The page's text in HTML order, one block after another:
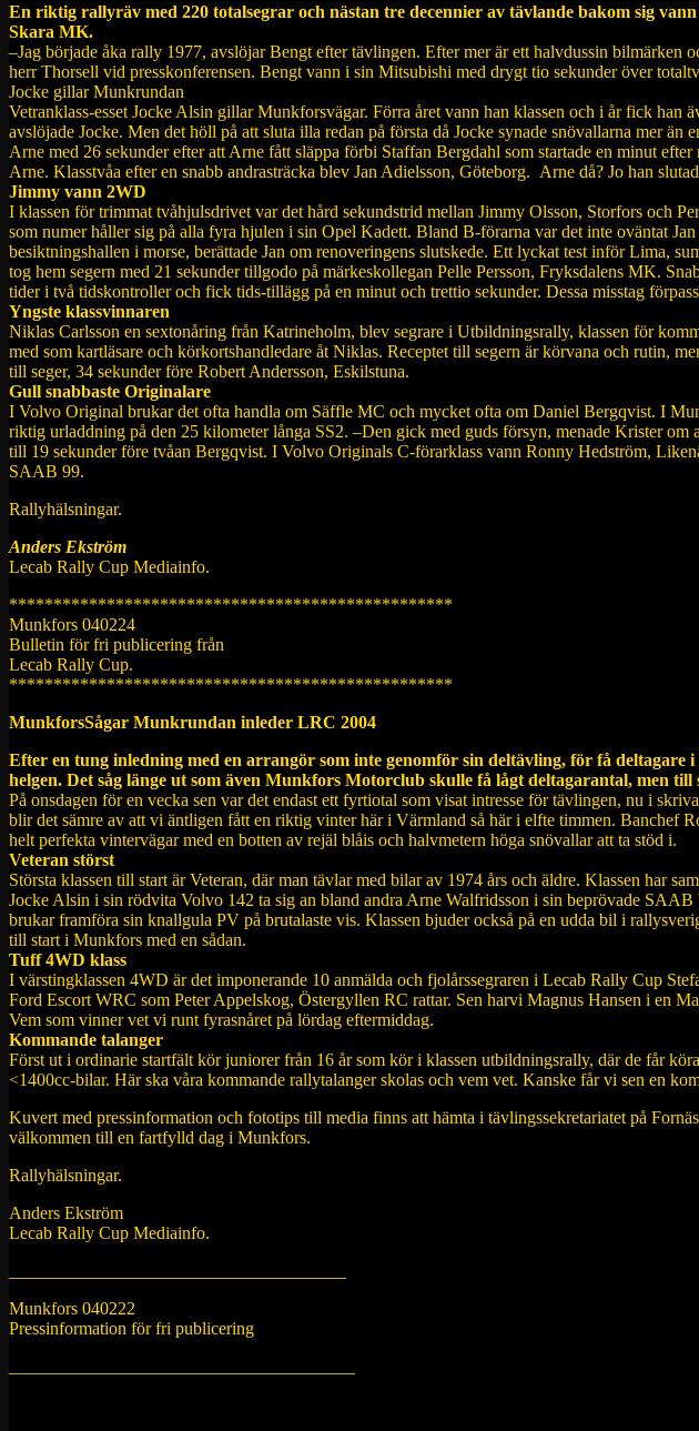
En riktig rallyräv med 220 totalsegrar och nästan tre decennier av tävlande bakom sig
Skara MK.
–Jag började åka rally 1977, avslöjar Bengt efter tävlingen. Efter mer är ett halvdussin
herr Thorsell vid presskonferensen. Bengt vann i sin Mitsubishi med drygt tio sekunder över
Jocke gillar Munkrundan
Vetranklass-esset Jocke Alsin gillar Munkforsvägar. Förra året vann han klassen och i år fick
avslöjade Jocke. Men det höll på att sluta illa redan på första då Jocke synade snövallarna mer
Arne med 26 sekunder efter att Arne fått släppa förbi Staffan Bergdahl som startade en minut
Arne. Klasstvåa efter en snabb andrasträcka blev Jan Adielsson, Göteborg. Arne då? Jo han
Jimmy vann 2WD
I klassen för trimmat tvåhjulsdrivet var det hård sekundstrid mellan Jimmy Olsson, Storfors och
som numer håller sig på alla fyra hjulen i sin Opel Kadett. Bland B-förarna var det inte oväntat
besiktningshallen i morse, berättade Jan om renoveringens slutskede. Ett lyckat test inför Lima,
tog hem segern med 21 sekunder tillgodo på märkeskollegan Pelle Persson, Fryksdalens MK.
tider i två tidskontroller och fick tids-tillägg på en minut och trettio sekunder. Dessa misstag
Yngste klassvinnaren
Niklas Carlsson en sextonåring från Katrineholm, blev segrare i Utbildningsrally, klassen för
med som kartläsare och körkortshandledare åt Niklas. Receptet till segern är körvana och rutin,
till seger, 34 sekunder före Robert Andersson, Eskilstuna.
Gull snabbaste Originalare
I Volvo Original brukar det ofta handla om Säffle MC och mycket ofta om Daniel Bergqvist. I
riktig urladdning på den 25 kilometer långa SS2. –Den gick med guds försyn, menade Krister
till 19 sekunder före tvåan Bergqvist. I Volvo Originals C-förarklass vann Ronny Hedström,
SAAB 99.
Rallyhälsningar.
Anders Ekström
Lecab Rally Cup Mediainfo.
**************************************************
Munkfors 040224
Bulletin för fri publicering från
Lecab Rally Cup.
**************************************************
MunkforsSågar Munkrundan inleder LRC 2004
Efter en tung inledning med en arrangör som inte genomför sin deltävling, för få
helgen. Det såg länge ut som även Munkfors Motorclub skulle få lågt deltagarantal, men
På onsdagen för en vecka sen var det endast ett fyrtiotal som visat intresse för tävlingen, nu i
blir det sämre av att vi äntligen fått en riktig vinter här i Värmland så här i elfte timmen. Banchef
helt perfekta vintervägar med en botten av rejäl blåis och halvmetern höga snövallar att ta stöd i.
Veteran störst
Största klassen till start är Veteran, där man tävlar med bilar av 1974 års och äldre. Klassen har
Jocke Alsin i sin rödvita Volvo 142 ta sig an bland andra Arne Walfridsson i sin beprövade
brukar framföra sin knallgula PV på brutalaste vis. Klassen bjuder också på en udda bil i
till start i Munkfors med en sådan.
Tuff 4WD klass
I värstingklassen 4WD är det imponerande 10 anmälda och fjolårssegraren i Lecab Rally Cup
Ford Escort WRC som Peter Appelskog, Östergyllen RC rattar. Sen harvi Magnus Hansen i en
Vem som vinner vet vi runt fyrasnåret på lördag eftermiddag.
Kommande talanger
Först ut i ordinarie startfält kör juniorer från 16 år som kör i klassen utbildningsrally, där de får
<1400cc-bilar. Här ska våra kommande rallytalanger skolas och vem vet. Kanske får vi sen en
Kuvert med pressinformation och fototips till media finns att hämta i tävlingssekretariatet på
välkommen till en fartfylld dag i Munkfors.
Rallyhälsningar.
Anders Ekström
Lecab Rally Cup Mediainfo.
Munkfors 040222
Pressinformation för fri publicering